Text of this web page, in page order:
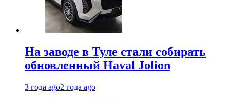
На заводе в Туле стали собирать
обновленный Haval Jolion
3 года ago2 года ago